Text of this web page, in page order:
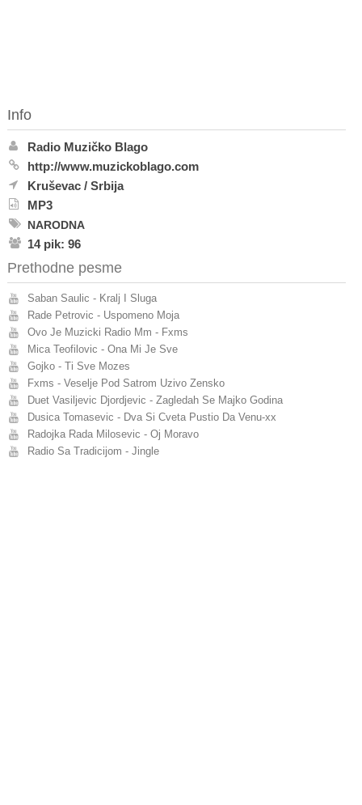
Info
Radio Muzičko Blago
http://www.muzickoblago.com
Kruševac / Srbija
MP3
NARODNA
14 pik: 96
Prethodne pesme
Saban Saulic - Kralj I Sluga
Rade Petrovic - Uspomeno Moja
Ovo Je Muzicki Radio Mm - Fxms
Mica Teofilovic - Ona Mi Je Sve
Gojko - Ti Sve Mozes
Fxms - Veselje Pod Satrom Uzivo Zensko
Duet Vasiljevic Djordjevic - Zagledah Se Majko Godina
Dusica Tomasevic - Dva Si Cveta Pustio Da Venu-xx
Radojka Rada Milosevic - Oj Moravo
Radio Sa Tradicijom - Jingle